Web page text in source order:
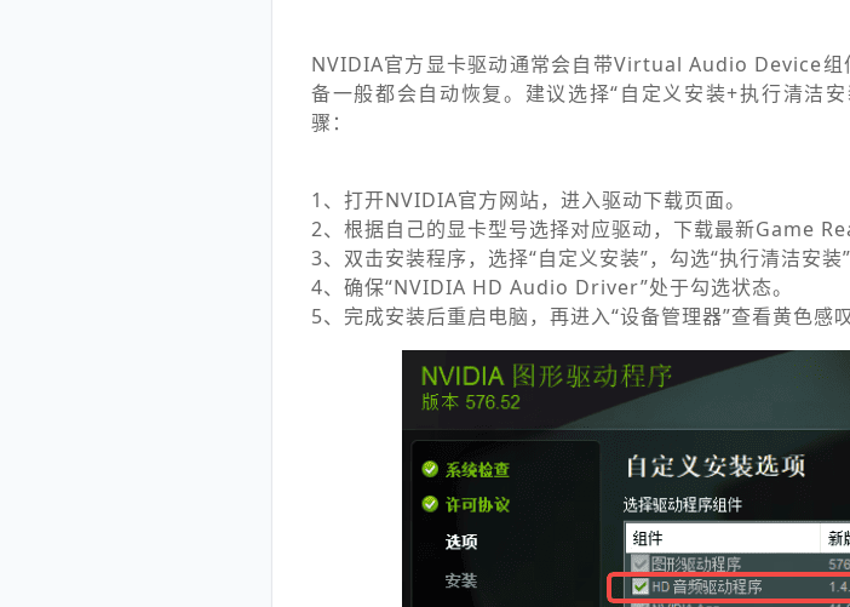
NVIDIA官方显卡驱动通常会自带Virtual Audio Device组
备一般都会自动恢复。建议选择“自定义安装+执行清洁
骤：
1、打开NVIDIA官方网站，进入驱动下载页面。
2、根据自己的显卡型号选择对应驱动，下载最新Game
3、双击安装程序，选择“自定义安装”，勾选“执行清洁安装”
4、确保“NVIDIA HD Audio Driver”处于勾选状态。
5、完成安装后重启电脑，再进入“设备管理器”查看黄色感